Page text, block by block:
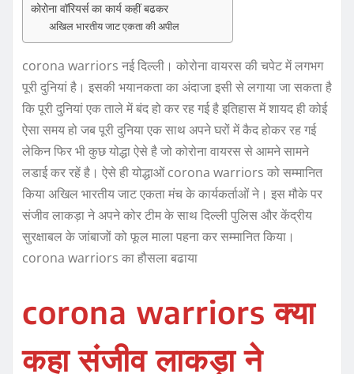
कोरोना वॉरियर्स का कार्य कहीं बढकर
अखिल भारतीय जाट एकता की अपील
corona warriors नई दिल्ली। कोरोना वायरस की चपेट में लगभग
पूरी दुनियां है। इसकी भयानकता का अंदाजा इसी से लगाया जा सकता है
कि पूरी दुनियां एक ताले में बंद हो कर रह गई है इतिहास में शायद ही कोई
ऐसा समय हो जब पूरी दुनिया एक साथ अपने घरों में कैद होकर रह गई
लेकिन फिर भी कुछ योद्धा ऐसे है जो कोरोना वायरस से आमने सामने
लडाई कर रहें है। ऐसे ही योद्धाओं corona warriors को सम्मानित
किया अखिल भारतीय जाट एकता मंच के कार्यकर्ताओं ने। इस मौके पर
संजीव लाकड़ा ने अपने कोर टीम के साथ दिल्ली पुलिस और केंद्रीय
सुरक्षाबल के जांबाजों को फूल माला पहना कर सम्मानित किया।
corona warriors का हौसला बढाया
corona warriors क्या
कहा संजीव लाकड़ा ने